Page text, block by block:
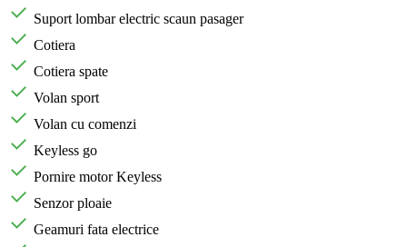
Suport lombar electric scaun pasager
Cotiera
Cotiera spate
Volan sport
Volan cu comenzi
Keyless go
Pornire motor Keyless
Senzor ploaie
Geamuri fata electrice